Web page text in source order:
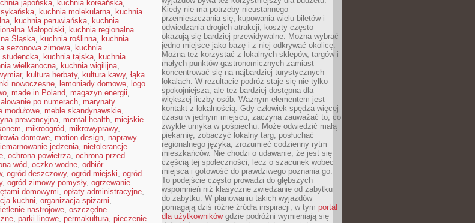
japońska, kuchnia koreańska,
, kuchnia molekularna, kuchnia
, kuchnia peruwiańska, kuchnia
Małopolski, kuchnia regionalna
Śląska, kuchnia roślinna, kuchnia
sezonowa zimowa, kuchnia
studencka, kuchnia tajska, kuchnia
wielkanocna, kuchnia wigilijna,
, kultura herbaty, kultura kawy, łąka
nowoczesne, lemoniady domowe, logo
, made in Poland, magazyn energii,
po numerach, marynaty
modułowe, meble skandynawskie,
prewencyjna, mental health, miejskie
, mikroogród, mikrowyprawy,
domowe, motion design, naprawy
jedzenia, nietolerancje
, ochrona powietrza, ochrona przed
wód, oczko wodne, odbiór
, ogród deszczowy, ogród miejski, ogród
, ogród zimowy pomysły, ogrzewanie
domowymi, opłaty administracyjne,
kuchni, organizacja spiżarni,
nastrojowe, oszczędne
, parki linowe, permakultura, pieczenie
Kiedy nie ma potrzeby nieustannego
przemieszczania się, kupowania wielu biletów i
odwiedzania drogich atrakcji, koszty często
okazują się bardziej przewidywalne. Można wybrać
jedno miejsce jako bazę i z niej odkrywać okolicę.
Można też korzystać z lokalnych sklepów, targów i
małych punktów gastronomicznych zamiast
koncentrować się na najbardziej turystycznych
lokalach. W rezultacie podróż staje się nie tylko
spokojniejsza, ale też bardziej dostępna dla
większej liczby osób. Ważnym elementem jest
kontakt z lokalnością. Gdy człowiek spędza więcej
czasu w jednym miejscu, zaczyna zauważać to, co
zwykle umyka w pośpiechu. Może odwiedzić małą
piekarnię, zobaczyć lokalny targ, posłuchać
regionalnego języka, zrozumieć codzienny rytm
mieszkańców. Nie chodzi o udawanie, że jest się
częścią tej społeczności, lecz o szacunek wobec
miejsca i gotowość do prawdziwego poznania go.
To podejście często prowadzi do głębszych
wspomnień niż klasyczne zwiedzanie od zabytku
do zabytku. W planowaniu takich wyjazdów
pomagają dziś różne źródła inspiracji, w tym portal
dla użytkownikówgdzie podróżni wymieniają się